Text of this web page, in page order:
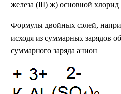
железа (III) ж) основной
Формулы двойных солей,
исходя из суммарных зарядов
суммарного заряда анион